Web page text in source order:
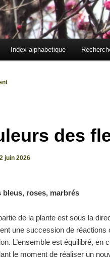
Index alphabetique
des
juin 2026
bleus, roses, marbrés
de la plante est sous la
une succession de
L’ensemble est équilibré, en
le moment de réaliser un